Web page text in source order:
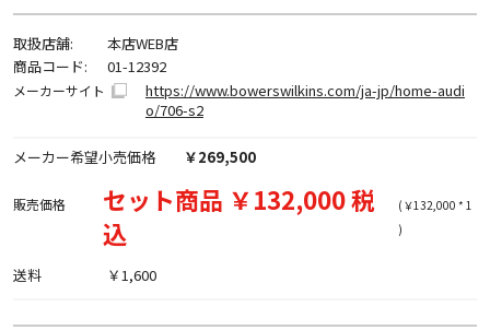
取扱店舗:
本店WEB店
商品コード:
01-12392
メーカーサイト
https://www.bowerswilkins.com/ja-jp/home-audi
o/706-s2
メーカー希望小売価格 ￥269,500
販売価格
セット商品 ￥132,000 税
込
(￥132,000 * 1
)
送料 ￥1,600